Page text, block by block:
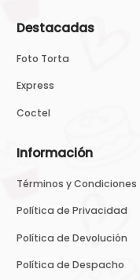
Destacadas
Foto Torta
Express
Coctel
Información
Términos y Condiciones
Política de Privacidad
Política de Devolución
Política de Despacho